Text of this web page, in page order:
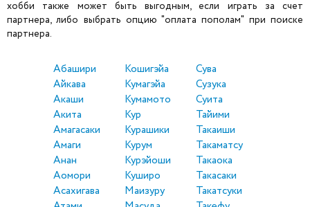
хобби также может быть выгодным, если играть за счет
партнера, либо выбрать опцию "оплата пополам" при поиске
партнера.
Абашири
Айкава
Акаши
Акита
Амагасаки
Амаги
Анан
Аомори
Асахигава
Кошигэйа
Кумагэйа
Кумамото
Кур
Курашики
Курум
Курэйоши
Куширо
Маизуру
Сува
Сузука
Суита
Тайими
Такаиши
Такаматсу
Такаока
Такасаки
Такатсуки